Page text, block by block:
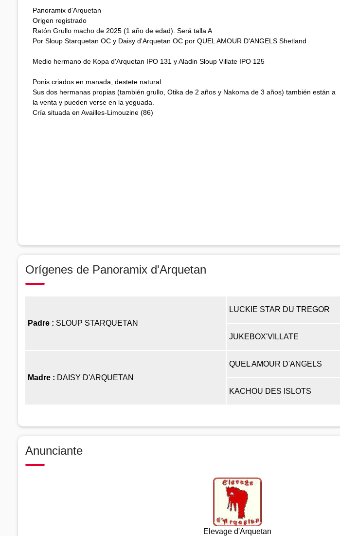
Panoramix d'Arquetan
Origen registrado
Ratón Grullo macho de 2025 (1 año de edad). Será talla A
Por Sloup Starquetan OC y Daisy d'Arquetan OC por QUEL AMOUR D'ANGELS Shetland
Medio hermano de Kopa d'Arquetan IPO 131 y Aladin Sloup Villate IPO 125
Ponis criados en manada, destete natural.
Sus dos hermanas propias (también grullo, Otika de 2 años y Nakoma de 3 años) también están a
la venta y pueden verse en la yeguada.
Cría situada en Availles-Limouzine (86)
Orígenes de Panoramix d'Arquetan
Padre : SLOUP STARQUETAN
LUCKIE STAR DU TREGOR
JUKEBOX'VILLATE
Madre : DAISY D'ARQUETAN
QUEL AMOUR D'ANGELS
KACHOU DES ISLOTS
Anunciante
Elevage d'Arquetan